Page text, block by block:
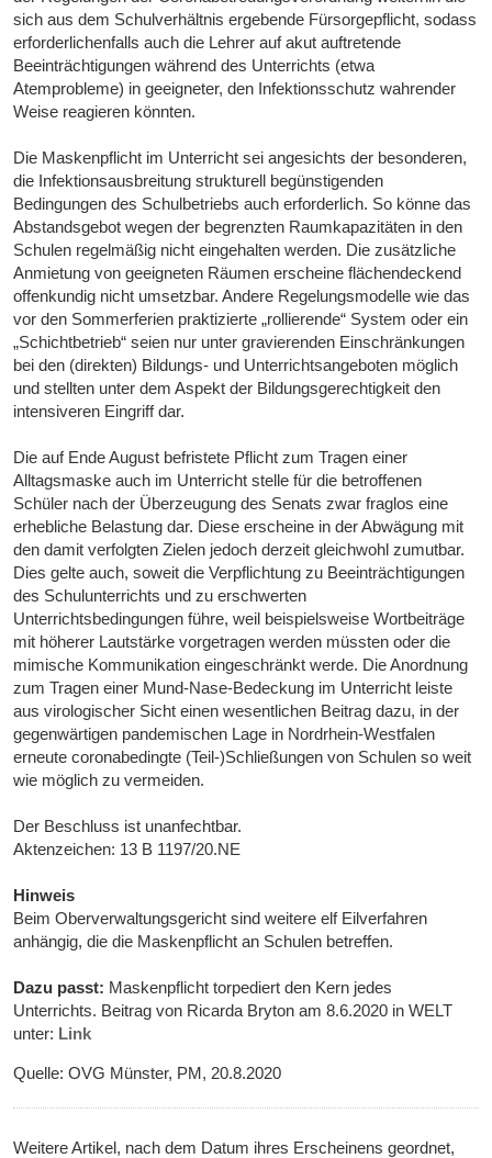
sich aus dem Schulverhältnis ergebende Fürsorgepflicht, sodass
erforderlichenfalls auch die Lehrer auf akut auftretende
Beeinträchtigungen während des Unterrichts (etwa
Atemprobleme) in geeigneter, den Infektionsschutz wahrender
Weise reagieren könnten.
Die Maskenpflicht im Unterricht sei angesichts der besonderen,
die Infektionsausbreitung strukturell begünstigenden
Bedingungen des Schulbetriebs auch erforderlich. So könne das
Abstandsgebot wegen der begrenzten Raumkapazitäten in den
Schulen regelmäßig nicht eingehalten werden. Die zusätzliche
Anmietung von geeigneten Räumen erscheine flächendeckend
offenkundig nicht umsetzbar. Andere Regelungsmodelle wie das
vor den Sommerferien praktizierte „rollierende“ System oder ein
„Schichtbetrieb“ seien nur unter gravierenden Einschränkungen
bei den (direkten) Bildungs- und Unterrichtsangeboten möglich
und stellten unter dem Aspekt der Bildungsgerechtigkeit den
intensiveren Eingriff dar.
Die auf Ende August befristete Pflicht zum Tragen einer
Alltagsmaske auch im Unterricht stelle für die betroffenen
Schüler nach der Überzeugung des Senats zwar fraglos eine
erhebliche Belastung dar. Diese erscheine in der Abwägung mit
den damit verfolgten Zielen jedoch derzeit gleichwohl zumutbar.
Dies gelte auch, soweit die Verpflichtung zu Beeinträchtigungen
des Schulunterrichts und zu erschwerten
Unterrichtsbedingungen führe, weil beispielsweise Wortbeiträge
mit höherer Lautstärke vorgetragen werden müssten oder die
mimische Kommunikation eingeschränkt werde. Die Anordnung
zum Tragen einer Mund-Nase-Bedeckung im Unterricht leiste
aus virologischer Sicht einen wesentlichen Beitrag dazu, in der
gegenwärtigen pandemischen Lage in Nordrhein-Westfalen
erneute coronabedingte (Teil-)Schließungen von Schulen so weit
wie möglich zu vermeiden.
Der Beschluss ist unanfechtbar.
Aktenzeichen: 13 B 1197/20.NE
Hinweis
Beim Oberverwaltungsgericht sind weitere elf Eilverfahren
anhängig, die die Maskenpflicht an Schulen betreffen.
Dazu passt: Maskenpflicht torpediert den Kern jedes
Unterrichts. Beitrag von Ricarda Bryton am 8.6.2020 in WELT
unter: Link
Quelle: OVG Münster, PM, 20.8.2020
Weitere Artikel, nach dem Datum ihres Erscheinens geordnet,